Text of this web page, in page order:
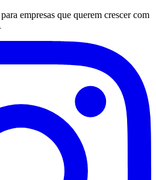
empresas que querem crescer com